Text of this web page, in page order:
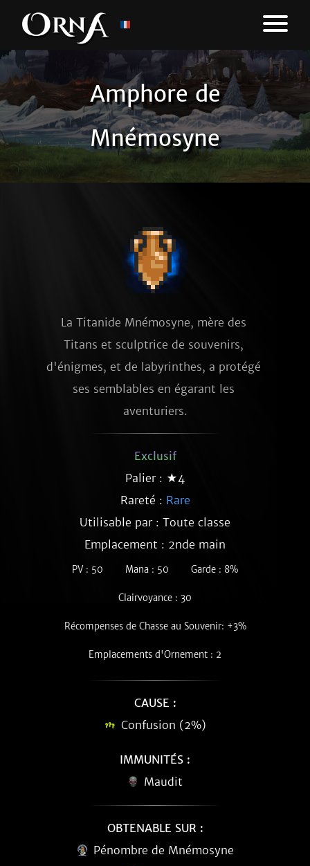
Amphore de
Mnémosyne
La Titanide Mnémosyne, mère des
Titans et sculptrice de souvenirs,
d'énigmes, et de labyrinthes, a protégé
ses semblables en égarant les
aventuriers.
Exclusif
Palier : ★4
Rareté : Rare
Utilisable par : Toute classe
Emplacement : 2nde main
PV : 50 Mana : 50 Garde : 8%
Clairvoyance : 30
Récompenses de Chasse au Souvenir: +3%
Emplacements d'Ornement : 2
CAUSE :
Confusion (2%)
IMMUNITÉS :
Maudit
OBTENABLE SUR :
Pénombre de Mnémosyne